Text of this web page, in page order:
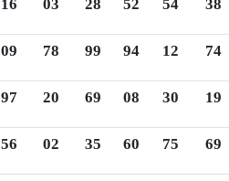
16 03 28 52 54 38
09 78 99 94 12 74
97 20 69 08 30 19
56 02 35 60 75 69